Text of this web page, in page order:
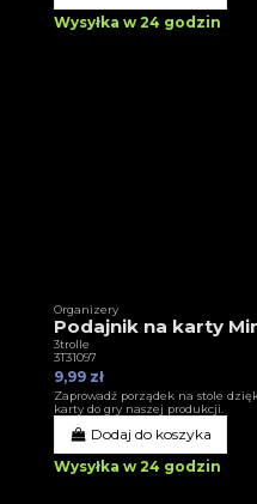
Wysyłka w 24 godzin
Organizery
Podajnik na karty
3trolle
3T31097
9,99 zł
Zaprowadź porządek na stole
karty do gry naszej produkcji.
Dodaj do koszyka
Wysyłka w 24 godzin